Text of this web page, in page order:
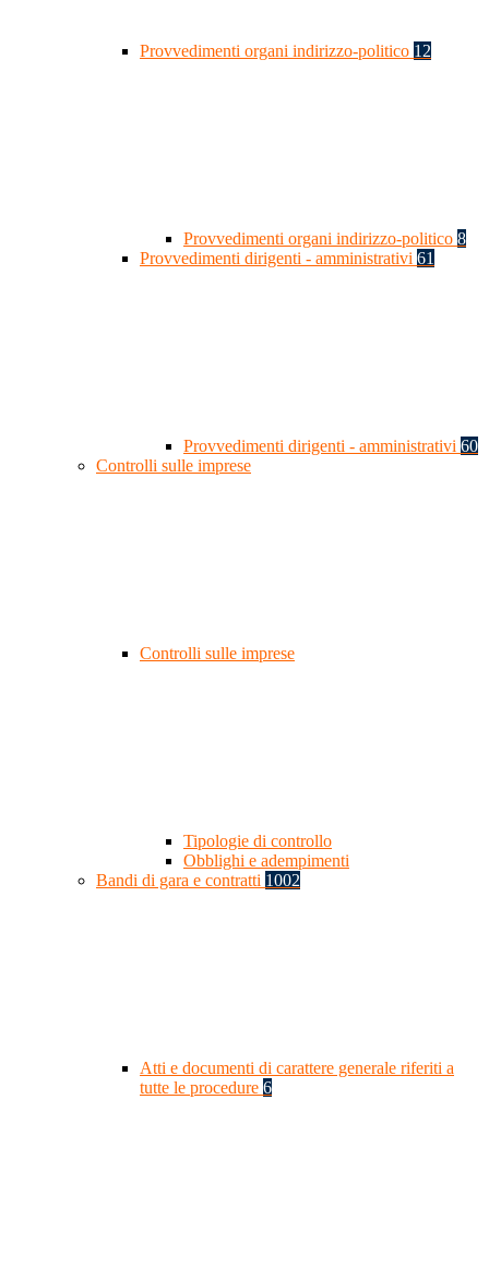
Provvedimenti organi indirizzo-politico 12
Provvedimenti organi indirizzo-politico 8
Provvedimenti dirigenti - amministrativi 61
Provvedimenti dirigenti - amministrativi 60
Controlli sulle imprese
Controlli sulle imprese
Tipologie di controllo
Obblighi e adempimenti
Bandi di gara e contratti 1002
Atti e documenti di carattere generale riferiti a
tutte le procedure 6